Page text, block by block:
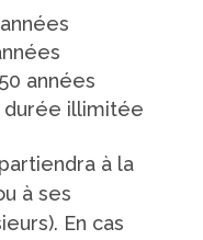
années
durée illimitée
à la
à ses
En cas